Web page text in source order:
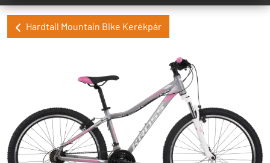
Hardtail Mountain Bike Kerékpár